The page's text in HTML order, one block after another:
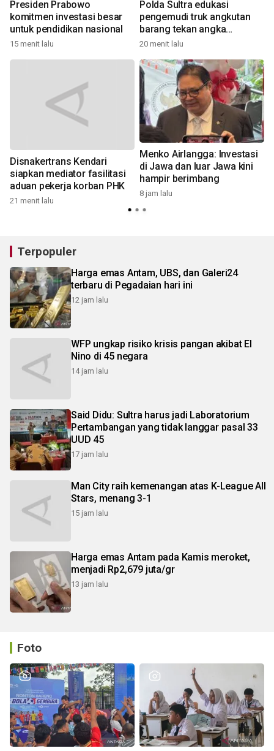
Presiden Prabowo
komitmen investasi besar
untuk pendidikan nasional
15 menit lalu
Polda Sultra edukasi
pengemudi truk angkutan
barang tekan angka
kecelakaan
20 menit lalu
Disnakertrans Kendari
siapkan mediator fasilitasi
aduan pekerja korban PHK
21 menit lalu
Menko Airlangga: Investasi
di Jawa dan luar Jawa kini
hampir berimbang
8 jam lalu
Terpopuler
Harga emas Antam, UBS, dan Galeri24
terbaru di Pegadaian hari ini
12 jam lalu
WFP ungkap risiko krisis pangan akibat El
Nino di 45 negara
14 jam lalu
Said Didu: Sultra harus jadi Laboratorium
Pertambangan yang tidak langgar pasal 33
UUD 45
17 jam lalu
Man City raih kemenangan atas K-League All
Stars, menang 3-1
15 jam lalu
Harga emas Antam pada Kamis meroket,
menjadi Rp2,679 juta/gr
13 jam lalu
Foto